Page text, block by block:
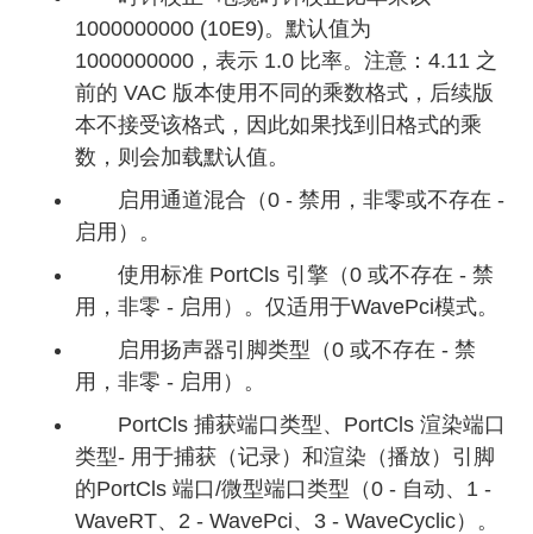
1000000000 (10E9)。默认值为
1000000000，表示 1.0 比率。注意：4.11 之
前的 VAC 版本使用不同的乘数格式，后续版
本不接受该格式，因此如果找到旧格式的乘
数，则会加载默认值。
启用通道混合（0 - 禁用，非零或不存在 -
启用）。
使用标准 PortCls 引擎（0 或不存在 - 禁
用，非零 - 启用）。仅适用于WavePci模式。
启用扬声器引脚类型（0 或不存在 - 禁
用，非零 - 启用）。
PortCls 捕获端口类型、PortCls 渲染端口
类型- 用于捕获（记录）和渲染（播放）引脚
的PortCls 端口/微型端口类型（0 - 自动、1 -
WaveRT、2 - WavePci、3 - WaveCyclic）。